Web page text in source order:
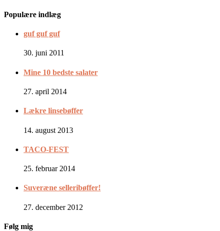
Populære indlæg
guf guf guf
30. juni 2011
Mine 10 bedste salater
27. april 2014
Lækre linsebøffer
14. august 2013
TACO-FEST
25. februar 2014
Suveræne selleribøffer!
27. december 2012
Følg mig